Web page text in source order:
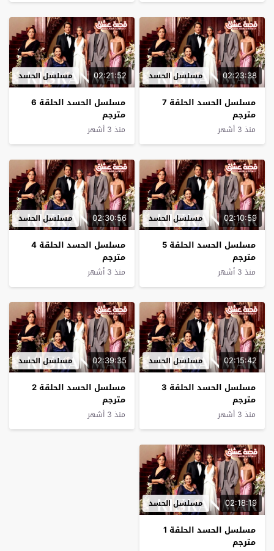
02:23:38 مسلسل الحسد
مسلسل الحسد الحلقة 7
مترجم
منذ 3 أشهر
02:21:52 مسلسل الحسد
مسلسل الحسد الحلقة 6
مترجم
منذ 3 أشهر
02:10:59 مسلسل الحسد
مسلسل الحسد الحلقة 5
مترجم
منذ 3 أشهر
02:30:56 مسلسل الحسد
مسلسل الحسد الحلقة 4
مترجم
منذ 3 أشهر
02:15:42 مسلسل الحسد
مسلسل الحسد الحلقة 3
مترجم
منذ 3 أشهر
02:39:35 مسلسل الحسد
مسلسل الحسد الحلقة 2
مترجم
منذ 3 أشهر
02:18:19 مسلسل الحسد
مسلسل الحسد الحلقة 1
مترجم